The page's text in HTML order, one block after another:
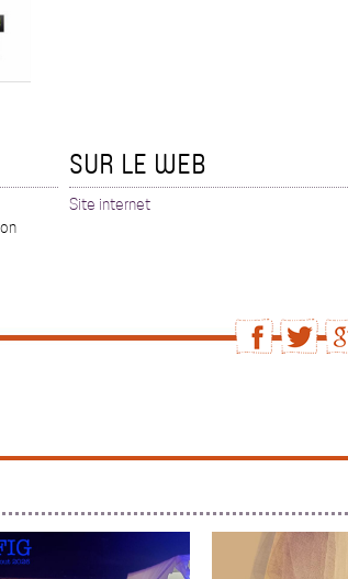
SUR LE WEB
Site internet